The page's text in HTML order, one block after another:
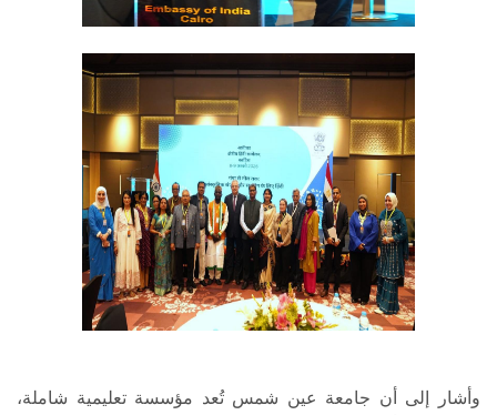
وأشار إلى أن جامعة عين شمس تُعد مؤسسة تعليمية شاملة،